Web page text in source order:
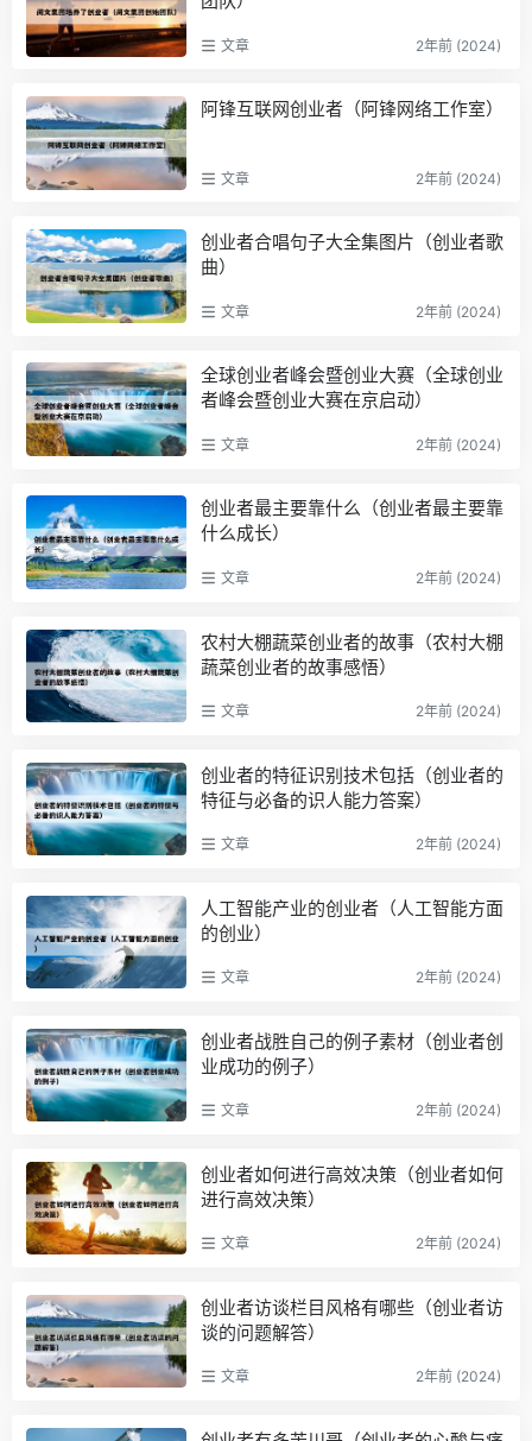
文章 2年前 (2024)
阿锋互联网创业者（阿锋网络工作室）
文章 2年前 (2024)
创业者合唱句子大全集图片（创业者歌
曲）
文章 2年前 (2024)
全球创业者峰会暨创业大赛（全球创业
者峰会暨创业大赛在京启动）
文章 2年前 (2024)
创业者最主要靠什么（创业者最主要靠
什么成长）
文章 2年前 (2024)
农村大棚蔬菜创业者的故事（农村大棚
蔬菜创业者的故事感悟）
文章 2年前 (2024)
创业者的特征识别技术包括（创业者的
特征与必备的识人能力答案）
文章 2年前 (2024)
人工智能产业的创业者（人工智能方面
的创业）
文章 2年前 (2024)
创业者战胜自己的例子素材（创业者创
业成功的例子）
文章 2年前 (2024)
创业者如何进行高效决策（创业者如何
进行高效决策）
文章 2年前 (2024)
创业者访谈栏目风格有哪些（创业者访
谈的问题解答）
文章 2年前 (2024)